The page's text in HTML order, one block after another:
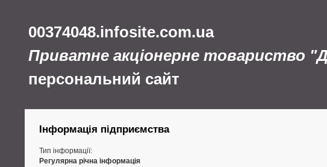
00374048.infosite.com.ua
Приватне акціонерне товариство
персональний сайт
Інформація підприємства
Тип інформації:
Регулярна річна інформація